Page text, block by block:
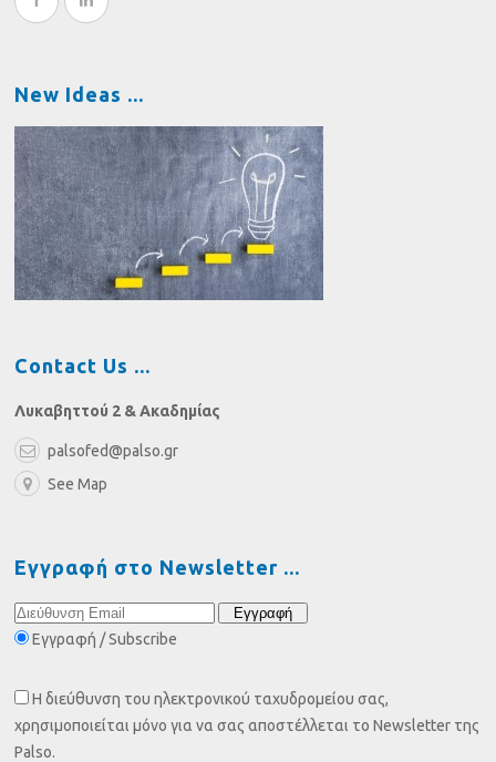
New Ideas
Contact Us
Λυκαβηττού 2 & Ακαδημίας
palsofed@palso.gr
See Map
Εγγραφή στο Newsletter
Εγγραφή / Subscribe
Η διεύθυνση του ηλεκτρονικού ταχυδρομείου σας,
χρησιμοποιείται μόνο για να σας αποστέλλεται το Newsletter της
Palso.